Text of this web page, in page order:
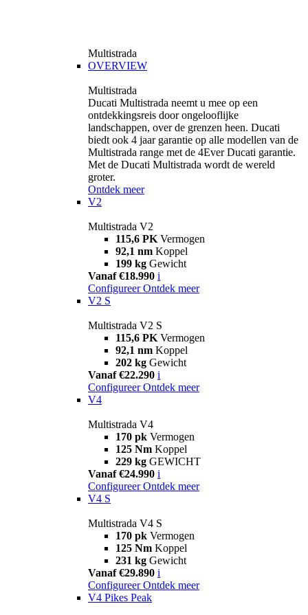
Multistrada
OVERVIEW
Multistrada
Ducati Multistrada neemt u mee op een
ontdekkingsreis door ongelooflijke
landschappen, over de grenzen heen. Ducati
biedt ook 4 jaar garantie op alle modellen van de
Multistrada range met de 4Ever Ducati garantie.
Met de Ducati Multistrada wordt de wereld
groter.
Ontdek meer
V2
Multistrada V2
115,6 PK Vermogen
92,1 nm Koppel
199 kg Gewicht
Vanaf €18.990 i
Configureer Ontdek meer
V2 S
Multistrada V2 S
115,6 PK Vermogen
92,1 nm Koppel
202 kg Gewicht
Vanaf €22.290 i
Configureer Ontdek meer
V4
Multistrada V4
170 pk Vermogen
125 Nm Koppel
229 kg GEWICHT
Vanaf €24.990 i
Configureer Ontdek meer
V4 S
Multistrada V4 S
170 pk Vermogen
125 Nm Koppel
231 kg Gewicht
Vanaf €29.890 i
Configureer Ontdek meer
V4 Pikes Peak